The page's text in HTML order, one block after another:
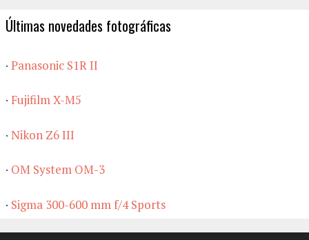
Últimas novedades fotográficas
· Panasonic S1R II
· Fujifilm X-M5
· Nikon Z6 III
· OM System OM-3
· Sigma 300-600 mm f/4 Sports